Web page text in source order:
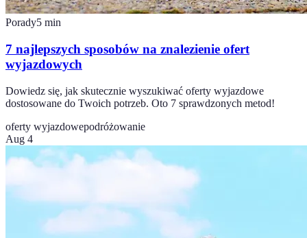
Porady5 min
7 najlepszych sposobów na znalezienie ofert
wyjazdowych
Dowiedz się, jak skutecznie wyszukiwać oferty wyjazdowe
dostosowane do Twoich potrzeb. Oto 7 sprawdzonych metod!
oferty wyjazdowepodróżowanie
Aug 4